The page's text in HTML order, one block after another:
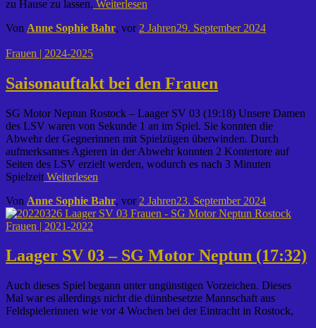
zu Hause zu lassen. Weiterlesen
Von Anne Sophie Bahr, vor 2 Jahren29. September 2024
Frauen | 2024-2025
Saisonauftakt bei den Frauen
SG Motor Neptun Rostock – Laager SV 03 (19:18) Unsere Damen
des LSV waren von Sekunde 1 an im Spiel. Sie konnten die
Abwehr der Gegnerinnen mit Spielzügen überwinden. Durch
aufmerksames Agieren in der Abwehr konnten 2 Kontertore auf
Seiten des LSV erzielt werden, wodurch es nach 3 Minuten
Spielzeit Weiterlesen
Von Anne Sophie Bahr, vor 2 Jahren23. September 2024
Frauen | 2021-2022
Laager SV 03 – SG Motor Neptun (17:32)
Auch dieses Spiel begann unter ungünstigen Vorzeichen. Dieses
Mal war es allerdings nicht die dünnbesetzte Mannschaft aus
Feldspielerinnen wie vor 4 Wochen bei der Eintracht in Rostock,